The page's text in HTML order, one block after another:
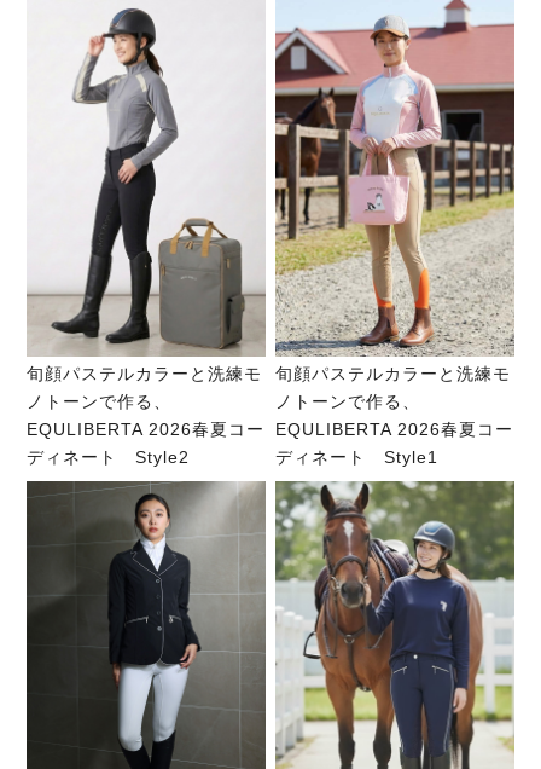
旬顔パステルカラーと洗練モ
ノトーンで作る、
EQULIBERTA 2026春夏コー
ディネート Style2
旬顔パステルカラーと洗練モ
ノトーンで作る、
EQULIBERTA 2026春夏コー
ディネート Style1